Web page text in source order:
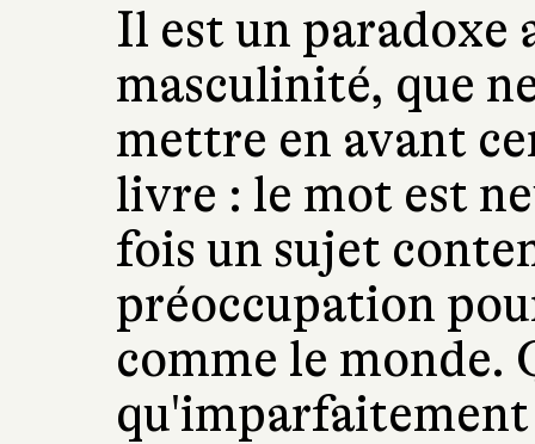
Il est un paradoxe
masculinité, que
mettre en avant
livre : le mot est
fois un sujet
préoccupation
comme le monde.